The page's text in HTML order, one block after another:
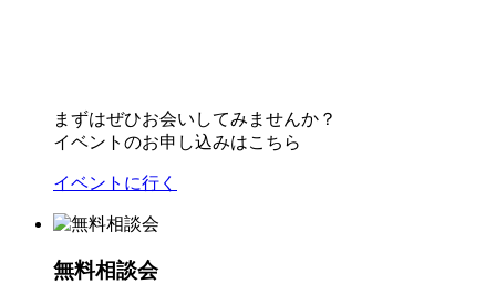
まずはぜひお会いしてみませんか？
イベントのお申し込みはこちら
イベントに行く
無料相談会